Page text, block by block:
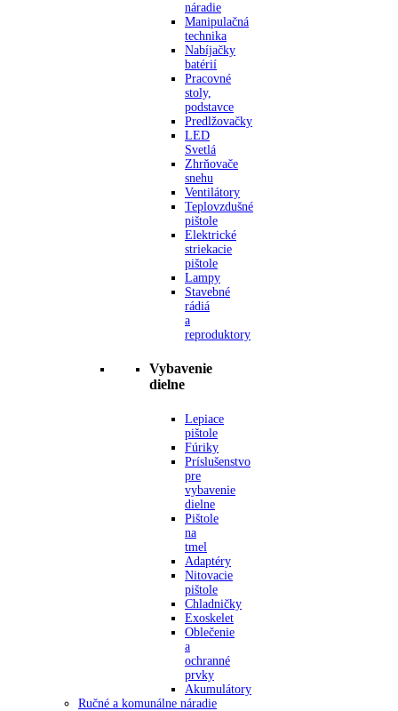
náradie
Manipulačná
technika
Nabíjačky
batérií
Pracovné
stoly,
podstavce
Predlžovačky
LED
Svetlá
Zhrňovače
snehu
Ventilátory
Teplovzdušné
pištole
Elektrické
striekacie
pištole
Lampy
Stavebné
rádiá
a
reproduktory
Vybavenie
dielne
Lepiace
pištole
Fúriky
Príslušenstvo
pre
vybavenie
dielne
Pištole
na
tmel
Adaptéry
Nitovacie
pištole
Chladničky
Exoskelet
Oblečenie
a
ochranné
prvky
Akumulátory
Ručné a komunálne náradie